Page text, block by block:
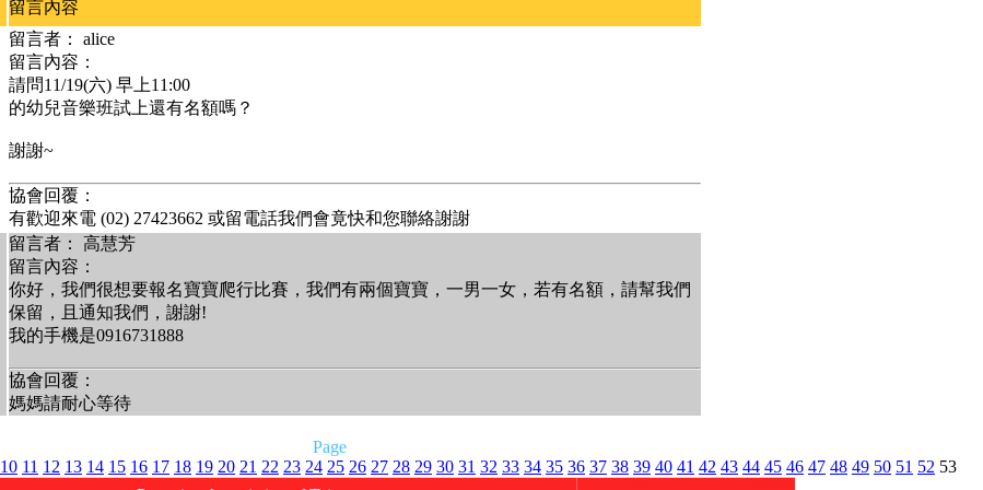
留言內容
留言者： alice
留言內容：
請問11/19(六) 早上11:00
的幼兒音樂班試上還有名額嗎？
謝謝~
協會回覆：
有歡迎來電 (02) 27423662 或留電話我們會竟快和您聯絡謝謝
留言者： 高慧芳
留言內容：
你好，我們很想要報名寶寶爬行比賽，我們有兩個寶寶，一男一女，若有名額，請幫我們
保留，且通知我們，謝謝!
我的手機是0916731888
協會回覆：
媽媽請耐心等待
Page
10 11 12 13 14 15 16 17 18 19 20 21 22 23 24 25 26 27 28 29 30 31 32 33 34 35 36 37 38 39 40 41 42 43 44 45 46 47 48 49 50 51 52 53